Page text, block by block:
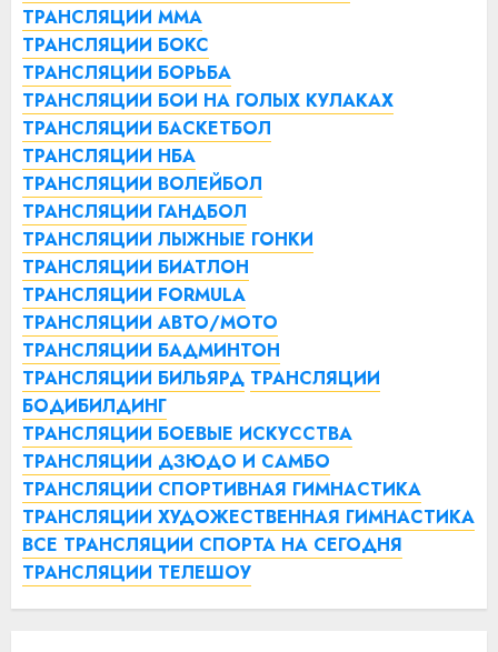
ТРАНСЛЯЦИИ ММА
ТРАНСЛЯЦИИ БОКС
ТРАНСЛЯЦИИ БОРЬБА
ТРАНСЛЯЦИИ БОИ НА ГОЛЫХ КУЛАКАХ
ТРАНСЛЯЦИИ БАСКЕТБОЛ
ТРАНСЛЯЦИИ НБА
ТРАНСЛЯЦИИ ВОЛЕЙБОЛ
ТРАНСЛЯЦИИ ГАНДБОЛ
ТРАНСЛЯЦИИ ЛЫЖНЫЕ ГОНКИ
ТРАНСЛЯЦИИ БИАТЛОН
ТРАНСЛЯЦИИ FORMULA
ТРАНСЛЯЦИИ АВТО/МОТО
ТРАНСЛЯЦИИ БАДМИНТОН
ТРАНСЛЯЦИИ БИЛЬЯРД ТРАНСЛЯЦИИ
БОДИБИЛДИНГ
ТРАНСЛЯЦИИ БОЕВЫЕ ИСКУССТВА
ТРАНСЛЯЦИИ ДЗЮДО И САМБО
ТРАНСЛЯЦИИ СПОРТИВНАЯ ГИМНАСТИКА
ТРАНСЛЯЦИИ ХУДОЖЕСТВЕННАЯ ГИМНАСТИКА
ВСЕ ТРАНСЛЯЦИИ СПОРТА НА СЕГОДНЯ
ТРАНСЛЯЦИИ ТЕЛЕШОУ